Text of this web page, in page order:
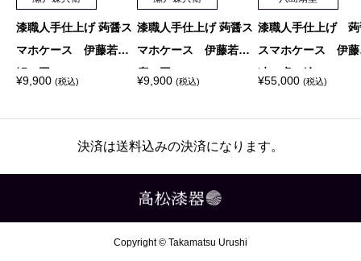
漆職人手仕上げ 蒟醤ス
マホケース 伊藤若冲
鯉の図
¥9,900 (税込)
漆職人手仕上げ 蒟醤ス
マホケース 伊藤若冲
鹿の図
¥9,900 (税込)
漆職人手仕上げ 蒟
スマホケース 伊藤
冲 虎の絵
¥55,000 (税込)
決済は送料込みの決済になります。
Copyright © Takamatsu Urushi